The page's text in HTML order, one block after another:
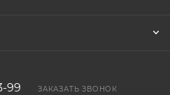
99 ЗАКАЗАТЬ ЗВОНОК